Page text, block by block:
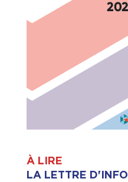
À LIRE
LA LETTRE D'INFO